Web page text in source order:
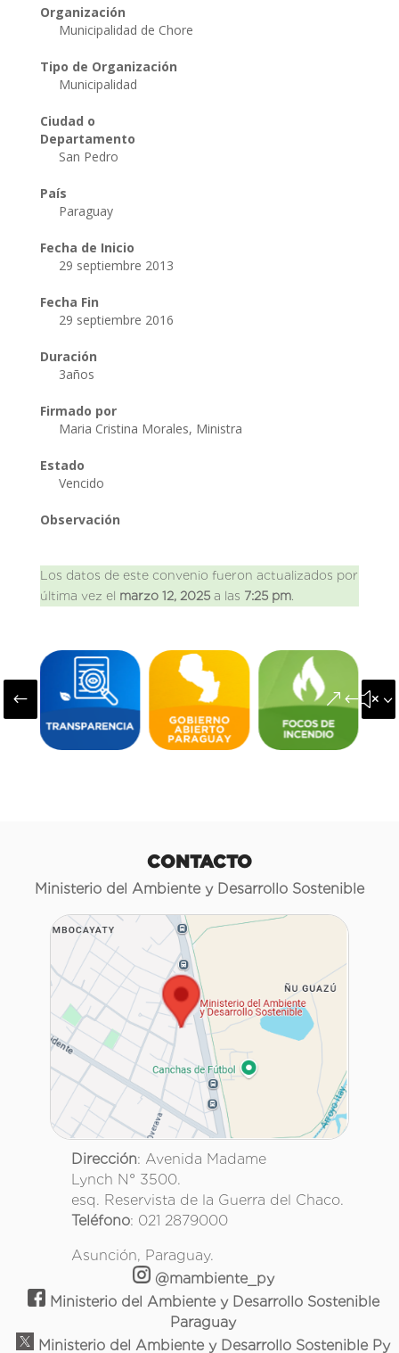
Organización
Municipalidad de Chore
Tipo de Organización
Municipalidad
Ciudad o
Departamento
San Pedro
País
Paraguay
Fecha de Inicio
29 septiembre 2013
Fecha Fin
29 septiembre 2016
Duración
3años
Firmado por
Maria Cristina Morales, Ministra
Estado
Vencido
Observación
Los datos de este convenio fueron actualizados por
última vez el marzo 12, 2025a las 7:25 pm.
#
CONTACTO
Ministerio del Ambiente y Desarrollo Sostenible
Dirección: Avenida Madame
Lynch N° 3500.
esq. Reservista de la Guerra del Chaco.
Teléfono: 021 2879000
Asunción, Paraguay.
@mambiente_py
Ministerio del Ambiente y Desarrollo Sostenible
Paraguay
Ministerio del Ambiente y Desarrollo Sostenible Py